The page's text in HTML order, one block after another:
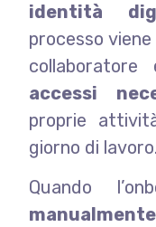
identità
processo
accessi
proprie
giorno di lavoro.
Quando
manualmente